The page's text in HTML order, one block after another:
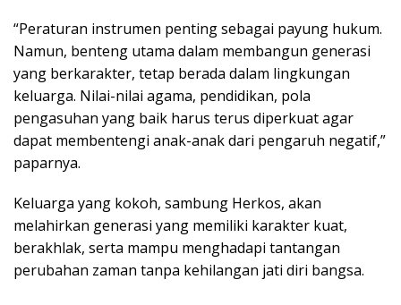
“Peraturan instrumen penting sebagai payung hukum.
Namun, benteng utama dalam membangun generasi
yang berkarakter, tetap berada dalam lingkungan
keluarga. Nilai-nilai agama, pendidikan, pola
pengasuhan yang baik harus terus diperkuat agar
dapat membentengi anak-anak dari pengaruh negatif,”
paparnya.
Keluarga yang kokoh, sambung Herkos, akan
melahirkan generasi yang memiliki karakter kuat,
berakhlak, serta mampu menghadapi tantangan
perubahan zaman tanpa kehilangan jati diri bangsa.